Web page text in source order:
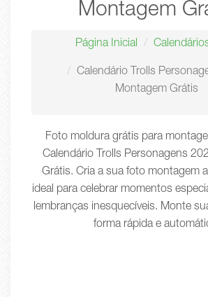
Montagem
Página Inicial
Calendário Trolls
Montagem Grátis
Foto moldura grátis para
Calendário Trolls Personagens
Grátis. Cria a sua foto montagem
ideal para celebrar momentos
lembranças inesquecíveis. Monte
forma rápida e